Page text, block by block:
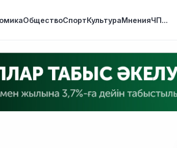
ОбществоСпортКультураМненияЧП...